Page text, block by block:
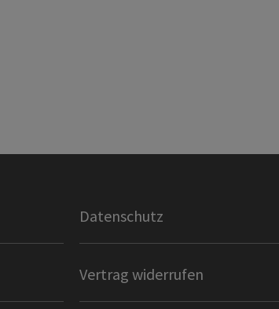
Datenschutz
Vertrag widerrufen